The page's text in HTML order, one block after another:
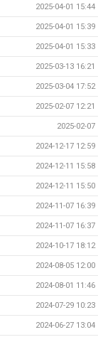
2025-04-01 15:44
2025-04-01 15:39
2025-04-01 15:33
2025-03-13 16:21
2025-03-04 17:52
2025-02-07 12:21
2025-02-07
2024-12-17 12:59
2024-12-11 15:58
2024-12-11 15:50
2024-11-07 16:39
2024-11-07 16:37
2024-10-17 18:12
2024-08-05 12:00
2024-08-01 11:46
2024-07-29 10:23
2024-06-27 13:04